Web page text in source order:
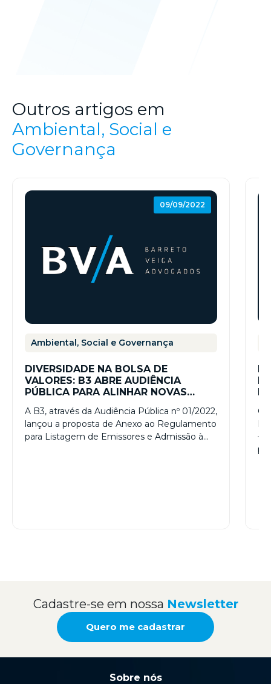
Outros artigos em
Ambiental, Social e
Governança
09/09/2022
Ambiental, Social e Governança
DIVERSIDADE NA BOLSA DE
VALORES: B3 ABRE AUDIÊNCIA
PÚBLICA PARA ALINHAR NOVAS
INCLUSÃO
A B3, através da Audiência Pública nº 01/2022,
lançou a proposta de Anexo ao Regulamento
para Listagem de Emissores e Admissão à…
O
–
Cadastre-se em nossa Newsletter
Quero me cadastrar
Sobre nós